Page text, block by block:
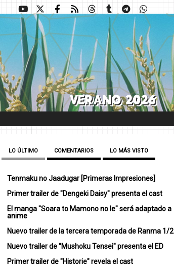
LO ÚLTIMO COMENTARIOS LO MÁS VISTO
Tenmaku no Jaadugar [Primeras Impresiones]
Primer trailer de "Dengeki Daisy" presenta el cast
El manga "Soara to Mamono no Ie" será adaptado a
anime
Nuevo trailer de la tercera temporada de Ranma 1/2
Nuevo trailer de "Mushoku Tensei" presenta el ED
Primer trailer de "Historie" revela el cast